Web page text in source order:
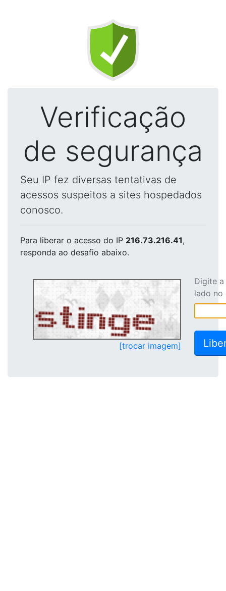
Verificação
de segurança
Seu IP fez diversas tentativas de
acessos suspeitos a sites hospedados
conosco.
Para liberar o acesso do IP 216.73.216.41,
responda ao desafio abaixo.
[trocar imagem]
Digite
lado no